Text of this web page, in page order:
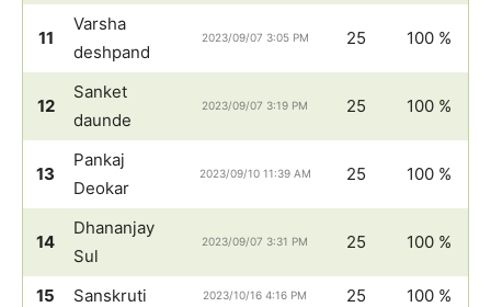
11
Varsha
deshpand
2023/09/07 3:05 PM 25 100 %
12
Sanket
daunde
2023/09/07 3:19 PM 25 100 %
13
Pankaj
Deokar
2023/09/10 11:39 AM 25 100 %
14
Dhananjay
Sul
2023/09/07 3:31 PM 25 100 %
15 Sanskruti 2023/10/16 4:16 PM 25 100 %